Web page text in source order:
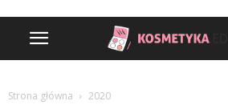
Strona główna 2020